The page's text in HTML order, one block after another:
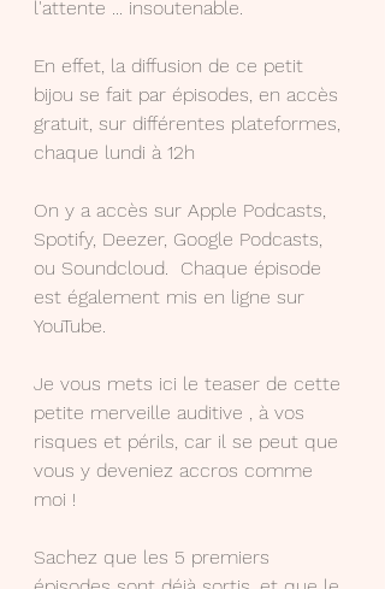
l'attente ... insoutenable.
En effet, la diffusion de ce petit
bijou se fait par épisodes, en accès
gratuit, sur différentes plateformes,
chaque lundi à 12h
On y a accès sur Apple Podcasts,
Spotify, Deezer, Google Podcasts,
ou Soundcloud.  Chaque épisode
est également mis en ligne sur
YouTube.
Je vous mets ici le teaser de cette
petite merveille auditive , à vos
risques et périls, car il se peut que
vous y deveniez accros comme
moi !
Sachez que les 5 premiers